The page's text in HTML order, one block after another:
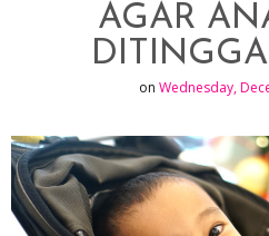
AGAR
on Wednesday,